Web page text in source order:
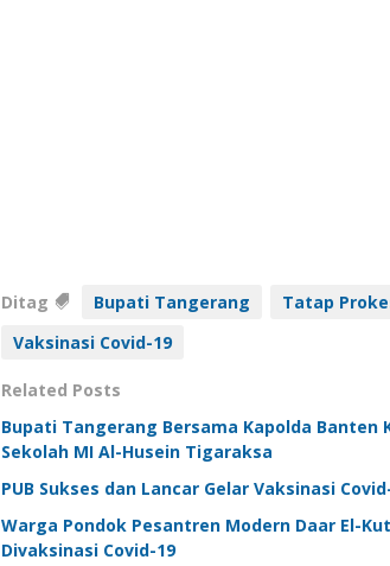
Ditag Bupati Tangerang
Tatap
Vaksinasi Covid-19
Related Posts
Bupati Tangerang Bersama Kapolda Banten
Sekolah MI Al-Husein Tigaraksa
PUB Sukses dan Lancar Gelar Vaksinasi
Warga Pondok Pesantren Modern Daar El-
Divaksinasi Covid-19